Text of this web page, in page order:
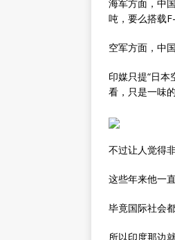
海军方面，中
吨，要么搭载
空军方面，中
印媒只提“日
看，只是一味
不过让人觉得
这些年来他一
毕竟国际社会
所以印度那边